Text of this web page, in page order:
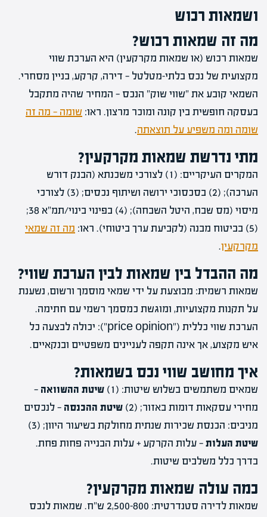
ושמאות רכוש
מה זה שמאות רכוש?
שמאות רכוש (או שמאות מקרקעין) היא הערכת שווי
מקצועית של נכס בלתי-מטלטל — דירה, קרקע, בניין מסחרי.
השמאי קובע את "שווי שוק" הנכס — המחיר שהיה מתקבל
בעסקה חופשית בין קונה ומוכר מרצון. ראו: שומה — מה זה
שומה ומה משפיע על תוצאתה.
מתי נדרשת שמאות מקרקעין?
המקרים העיקריים: (1) לצורכי משכנתא (הבנק דורש
הערכה); (2) בסכסוכי ירושה ושיתוף נכסים; (3) לצורכי
מיסוי (מס שבח, היטל השבחה); (4) בפינוי בינוי/תמ"א 38;
(5) בביטוח מבנה (לקביעת ערך ביטוחי). ראו:
מה זה שמאי
מקרקעין.
מה ההבדל בין שמאות לבין הערכת שווי?
שמאות רשמית: מבוצעת על ידי שמאי מוסמך ורשום, נשענת
על תקנות מקצועיות, ומוגשת כמסמך רשמי עם חתימה.
הערכת שווי כללית ("price opinion"): יכולה לבצעה כל
איש מקצוע, אך אינה תקפה לעניינים משפטיים ובנקאיים.
איך מחושב שווי נכס בשמאות?
שמאים משתמשים בשלוש שיטות: (1) שיטת ההשוואה —
מחירי עסקאות דומות באזור; (2)
שיטת ההכנסה — לנכסים
מניבים: הכנסת שכירות שנתית מחולקת בשיעור היוון; (3)
שיטת העלות— עלות הקרקע + עלות הבנייה פחות פחת.
בדרך כלל משלבים שיטות.
כמה עולה שמאות מקרקעין?
שמאות לדירה סטנדרטית: 800–2,500 ש"ח. שמאות לנכס